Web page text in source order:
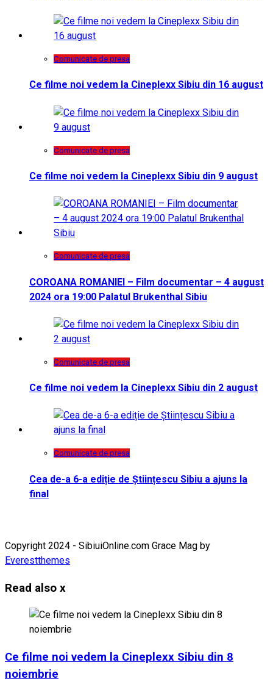
Comunicate de presa
Ce filme noi vedem la Cineplexx Sibiu din 16 august
Comunicate de presa
Ce filme noi vedem la Cineplexx Sibiu din 9 august
Comunicate de presa
COROANA ROMANIEI – Film documentar – 4 august
2024 ora 19:00 Palatul Brukenthal Sibiu
Comunicate de presa
Ce filme noi vedem la Cineplexx Sibiu din 2 august
Comunicate de presa
Cea de-a 6-a ediție de Științescu Sibiu a ajuns la
final
Copyright 2024 - SibiuiOnline.com Grace Mag by
Everestthemes
Read also x
Ce filme noi vedem la Cineplexx Sibiu din 8
noiembrie